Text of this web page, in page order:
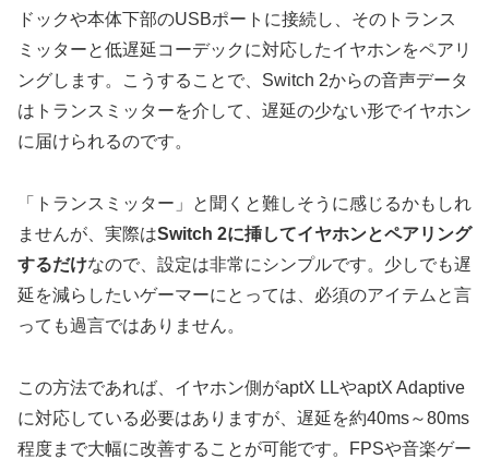
ドックや本体下部のUSBポートに接続し、そのトランス
ミッターと低遅延コーデックに対応したイヤホンをペアリ
ングします。こうすることで、Switch 2からの音声データ
はトランスミッターを介して、遅延の少ない形でイヤホン
に届けられるのです。
「トランスミッター」と聞くと難しそうに感じるかもしれ
ませんが、実際はSwitch 2に挿してイヤホンとペアリング
するだけなので、設定は非常にシンプルです。少しでも遅
延を減らしたいゲーマーにとっては、必須のアイテムと言
っても過言ではありません。
この方法であれば、イヤホン側がaptX LLやaptX Adaptive
に対応している必要はありますが、 遅延を約40ms～80ms
程度まで大幅に改善することが可能です。FPSや音楽ゲー